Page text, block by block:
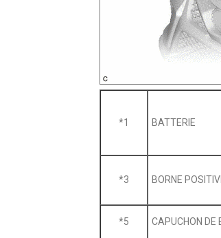
*1 BATTERIE
*3 BORNE
*5 CAPUCHON DE